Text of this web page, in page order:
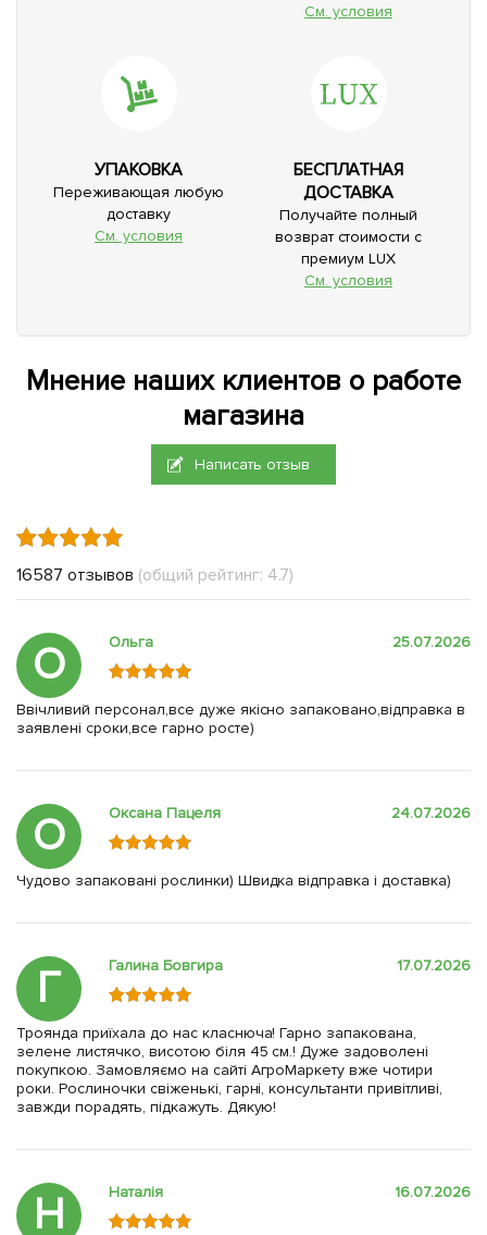
См. условия
УПАКОВКА
Переживающая любую
доставку
См. условия
БЕСПЛАТНАЯ
ДОСТАВКА
Получайте полный
возврат стоимости с
премиум LUX
См. условия
Мнение наших клиентов о работе
магазина
Написать отзыв
16587 отзывов (общий рейтинг: 4.7)
О Ольга 25.07.2026
Ввічливий персонал,все дуже якісно запаковано,відправка в
заявлені сроки,все гарно росте)
О Оксана Пацеля 24.07.2026
Чудово запаковані рослинки) Швидка відправка і доставка)
Г Галина Бовгира 17.07.2026
Троянда приїхала до нас класнюча! Гарно запакована,
зелене листячко, висотою біля 45 см.! Дуже задоволені
покупкою. Замовляємо на сайті АгроМаркету вже чотири
роки. Рослиночки свіженькі, гарні, консультанти привітливі,
завжди порадять, підкажуть. Дякую!
Н Наталія 16.07.2026